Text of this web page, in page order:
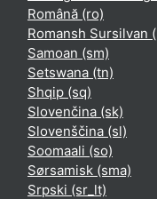
Română ‎(ro)‎
Romansh Sursilvan
Samoan ‎(sm)‎
Setswana ‎(tn)‎
Shqip ‎(sq)‎
Slovenčina ‎(sk)‎
Slovenščina ‎(sl)‎
Soomaali ‎(so)‎
Sørsamisk ‎(sma)‎
Srpski ‎(sr_lt)‎